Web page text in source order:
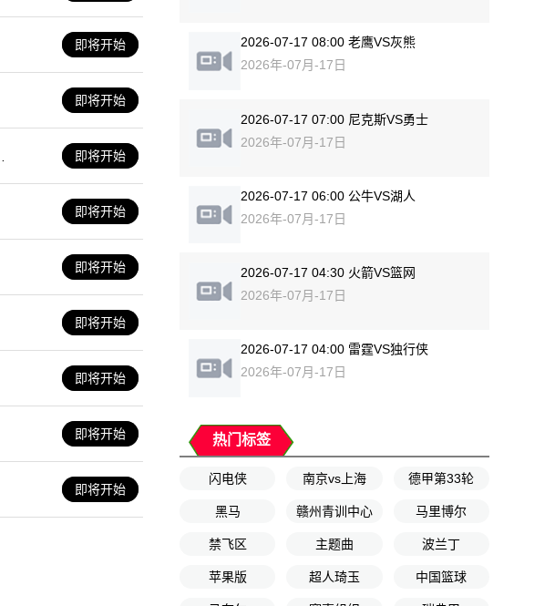
即将开始
即将开始
即将开始
即将开始
即将开始
即将开始
即将开始
即将开始
即将开始
2026-07-17 08:00 老鹰VS灰熊
2026年-07月-17日
2026-07-17 07:00 尼克斯VS勇士
2026年-07月-17日
2026-07-17 06:00 公牛VS湖人
2026年-07月-17日
2026-07-17 04:30 火箭VS篮网
2026年-07月-17日
2026-07-17 04:00 雷霆VS独行侠
2026年-07月-17日
热门标签
闪电侠 南京vs上海 德甲第33轮
黑马 赣州青训中心 马里博尔
禁飞区 主题曲 波兰丁
苹果版 超人琦玉 中国篮球